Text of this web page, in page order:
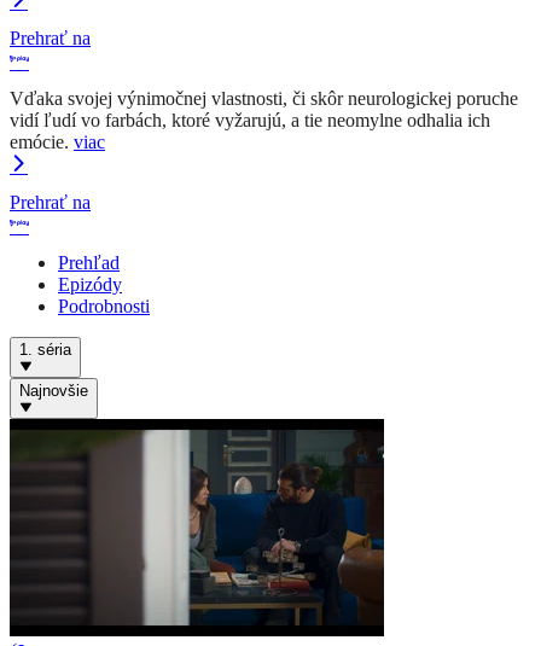
Prehrať na
Vďaka svojej výnimočnej vlastnosti, či skôr neurologickej poruche
vidí ľudí vo farbách, ktoré vyžarujú, a tie neomylne odhalia ich
emócie. viac
Prehrať na
Prehľad
Epizódy
Podrobnosti
1. séria
Najnovšie